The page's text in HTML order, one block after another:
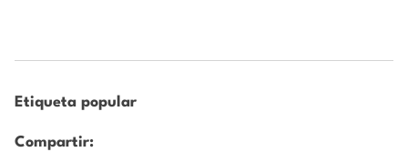
Etiqueta popular
Compartir: